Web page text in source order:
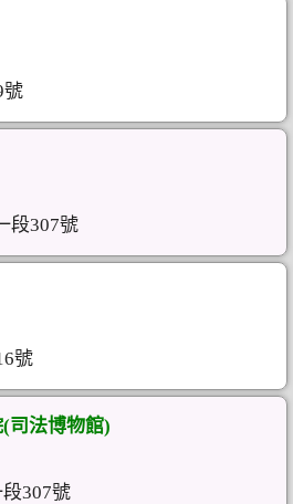
號
段307號
號
司法博物館)
307號